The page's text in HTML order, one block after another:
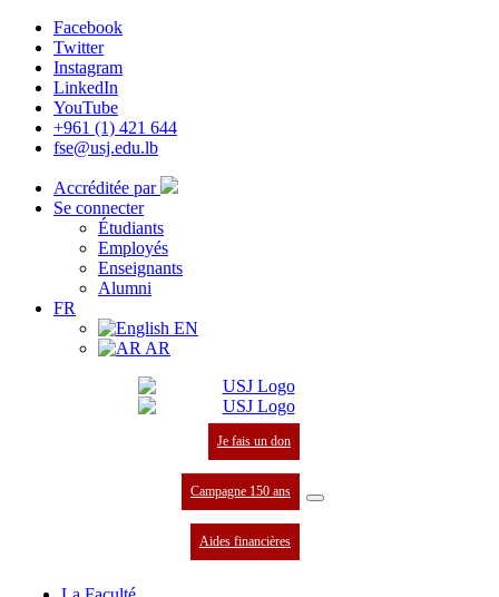
Facebook
Twitter
Instagram
LinkedIn
YouTube
+961 (1) 421 644
fse@usj.edu.lb
Accréditée par
Se connecter
Étudiants
Employés
Enseignants
Alumni
FR
EN
AR
Je fais un don
Campagne 150 ans
Aides financières